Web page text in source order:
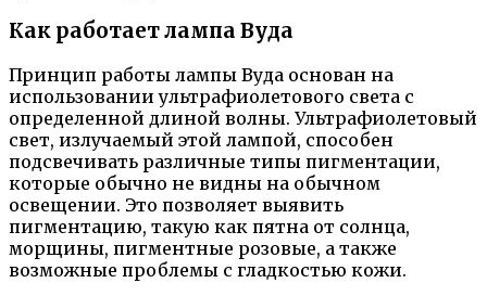
Как работает лампа Вуда
Принцип работы лампы Вуда основан на
использовании ультрафиолетового света с
определенной длиной волны. Ультрафиолетовый
свет, излучаемый этой лампой, способен
подсвечивать различные типы пигментации,
которые обычно не видны на обычном
освещении. Это позволяет выявить
пигментацию, такую как пятна от солнца,
морщины, пигментные розовые, а также
возможные проблемы с гладкостью кожи.